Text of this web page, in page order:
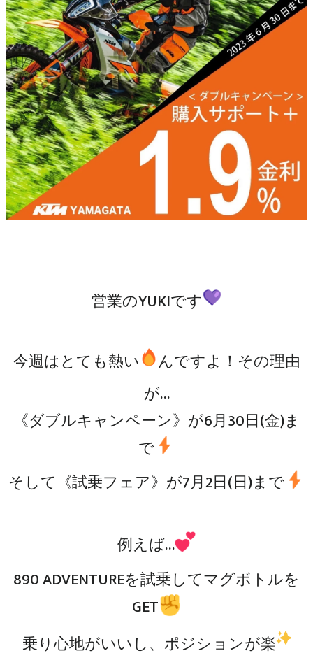
営業のYUKIです
今週はとても熱い
んですよ！その理由
が…
《ダブルキャンペーン》が6月30日(金)ま
で
そして《試乗フェア》が7月2日(日)まで
例えば…
890 ADVENTUREを試乗してマグボトルを
GET
乗り心地がいいし、ポジションが楽